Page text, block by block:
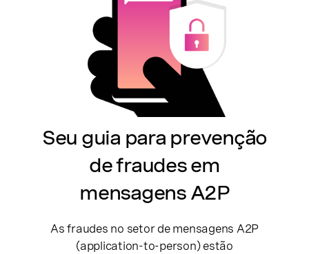
Seu guia para prevenção
de fraudes em
mensagens A2P
As fraudes no setor de mensagens A2P
(application-to-person) estão